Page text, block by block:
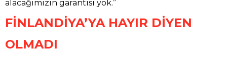
alacağımızın garantisi yok.”
FİNLANDİYA’YA HAYIR DİYEN
OLMADI